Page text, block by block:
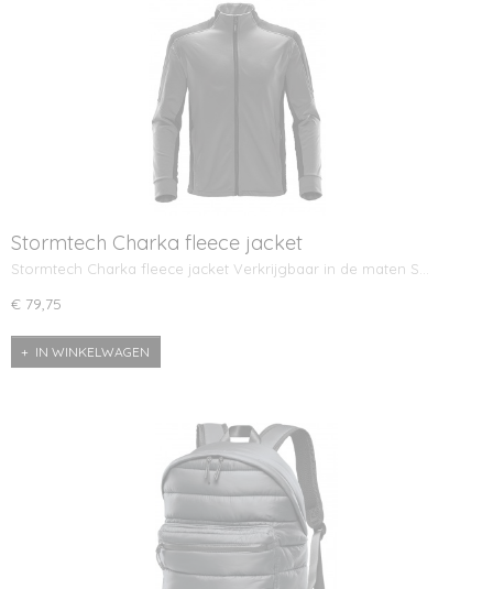
Stormtech Charka fleece jacket
Stormtech Charka fleece jacket Verkrijgbaar in de maten S…
€ 79,75
IN WINKELWAGEN